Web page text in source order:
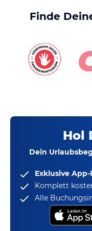
Finde
Hol
Dein
Exklusive
Komplett
Alle